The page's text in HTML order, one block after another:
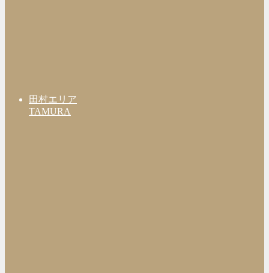
田村エリア
TAMURA